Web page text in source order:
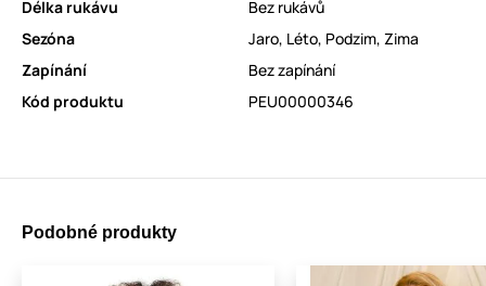
Délka rukávu
Bez rukávů
Sezóna
Jaro, Léto, Podzim, Zima
Zapínání
Bez zapínání
Kód produktu
PEU00000346
Podobné produkty